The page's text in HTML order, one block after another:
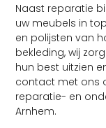
Naast reparatie
uw meubels in
en polijsten van
bekleding, wij
hun best uitzien
contact met ons
reparatie- en
Arnhem.